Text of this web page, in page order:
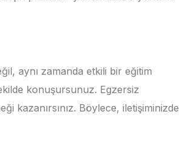
aynı zamanda etkili bir eğitim
konuşursunuz. Egzersiz
kazanırsınız. Böylece, iletişiminizde